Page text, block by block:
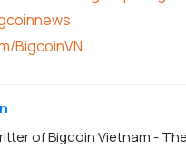
BigcoinVN
of Bigcoin Vietnam -